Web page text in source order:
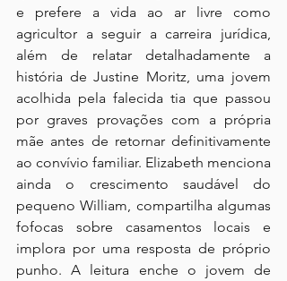
e prefere a vida ao ar livre como
agricultor a seguir a carreira jurídica,
além de relatar detalhadamente a
história de Justine Moritz, uma jovem
acolhida pela falecida tia que passou
por graves provações com a própria
mãe antes de retornar definitivamente
ao convívio familiar. Elizabeth menciona
ainda o crescimento saudável do
pequeno William, compartilha algumas
fofocas sobre casamentos locais e
implora por uma resposta de próprio
punho. A leitura enche o jovem de